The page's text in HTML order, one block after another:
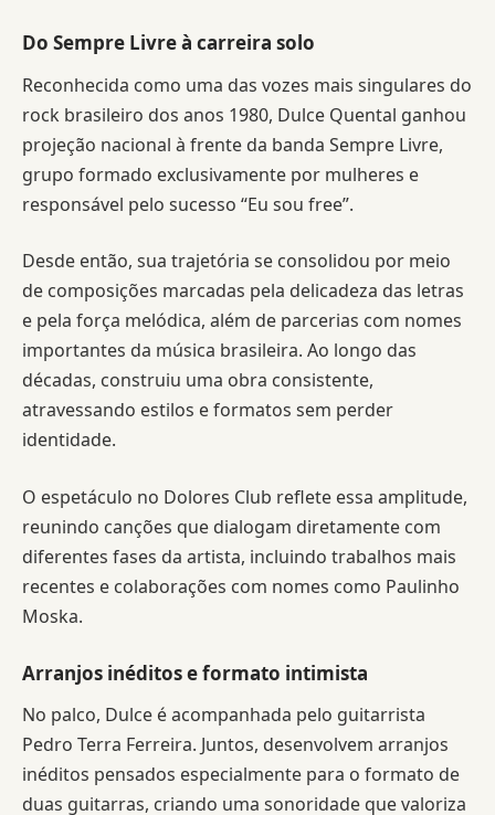
Do Sempre Livre à carreira solo
Reconhecida como uma das vozes mais singulares do
rock brasileiro dos anos 1980, Dulce Quental ganhou
projeção nacional à frente da banda Sempre Livre,
grupo formado exclusivamente por mulheres e
responsável pelo sucesso “Eu sou free”.
Desde então, sua trajetória se consolidou por meio
de composições marcadas pela delicadeza das letras
e pela força melódica, além de parcerias com nomes
importantes da música brasileira. Ao longo das
décadas, construiu uma obra consistente,
atravessando estilos e formatos sem perder
identidade.
O espetáculo no Dolores Club reflete essa amplitude,
reunindo canções que dialogam diretamente com
diferentes fases da artista, incluindo trabalhos mais
recentes e colaborações com nomes como Paulinho
Moska.
Arranjos inéditos e formato intimista
No palco, Dulce é acompanhada pelo guitarrista
Pedro Terra Ferreira. Juntos, desenvolvem arranjos
inéditos pensados especialmente para o formato de
duas guitarras, criando uma sonoridade que valoriza